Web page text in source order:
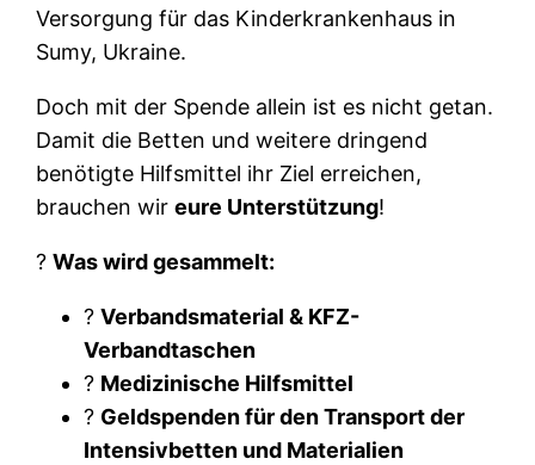
Versorgung für das Kinderkrankenhaus in
Sumy, Ukraine.
Doch mit der Spende allein ist es nicht getan.
Damit die Betten und weitere dringend
benötigte Hilfsmittel ihr Ziel erreichen,
brauchen wireure Unterstützung!
?Was wird gesammelt:
?Verbandsmaterial & KFZ-
Verbandtaschen
? Medizinische Hilfsmittel
? Geldspenden für den Transport der
Intensivbetten und Materialien